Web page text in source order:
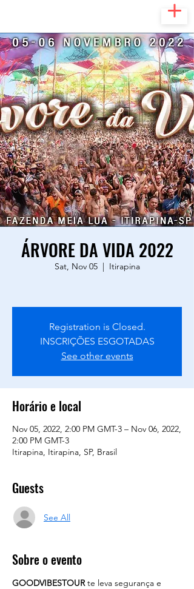
ÁRVORE DA VIDA 2022
Sat, Nov 05
  |
Itirapina
Registration is Closed.
INSCRIÇÕES ESGOTADAS
See other events
Horário e local
Nov 05, 2022, 2:00 PM GMT-3 – Nov 06, 2022,
2:00 PM GMT-3
Itirapina, Itirapina, SP, Brasil
Guests
See All
Sobre o evento
GOODVIBESTOUR te leva segurança e